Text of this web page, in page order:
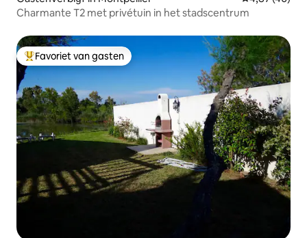
Charmante T2 met privétuin in het stadscentrum
Topfavoriet van gasten
Favoriet van gasten